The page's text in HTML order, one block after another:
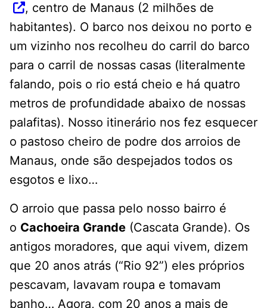
, centro de Manaus (2 milhões de
habitantes). O barco nos deixou no porto e
um vizinho nos recolheu do carril do barco
para o carril de nossas casas (literalmente
falando, pois o rio está cheio e há quatro
metros de profundidade abaixo de nossas
palafitas). Nosso itinerário nos fez esquecer
o pastoso cheiro de podre dos arroios de
Manaus, onde são despejados todos os
esgotos e lixo…
O arroio que passa pelo nosso bairro é
o Cachoeira Grande (Cascata Grande). Os
antigos moradores, que aqui vivem, dizem
que 20 anos atrás (“Rio 92”) eles próprios
pescavam, lavavam roupa e tomavam
banho… Agora, com 20 anos a mais de